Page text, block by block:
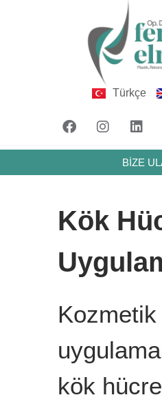
Türkçe
BİZE
Kök
Kozmetik
kök